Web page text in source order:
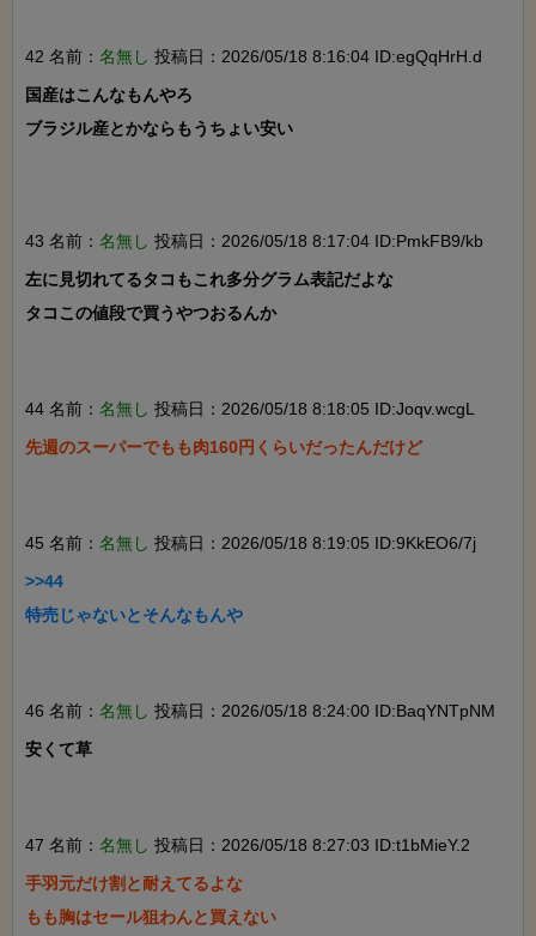
42 名前： 名無し 投稿日：2026/05/18 8:16:04 ID:egQqHrH.d
国産はこんなもんやろ
ブラジル産とかならもうちょい安い
43 名前： 名無し 投稿日：2026/05/18 8:17:04 ID:PmkFB9/kb
左に見切れてるタコもこれ多分グラム表記だよな
タコこの値段で買うやつおるんか
44 名前： 名無し 投稿日：2026/05/18 8:18:05 ID:Joqv.wcgL
先週のスーパーでもも肉160円くらいだったんだけど
45 名前： 名無し 投稿日：2026/05/18 8:19:05 ID:9KkEO6/7j
>>44
特売じゃないとそんなもんや
46 名前： 名無し 投稿日：2026/05/18 8:24:00 ID:BaqYNTpNM
安くて草
47 名前： 名無し 投稿日：2026/05/18 8:27:03 ID:t1bMieY.2
手羽元だけ割と耐えてるよな
もも胸はセール狙わんと買えない